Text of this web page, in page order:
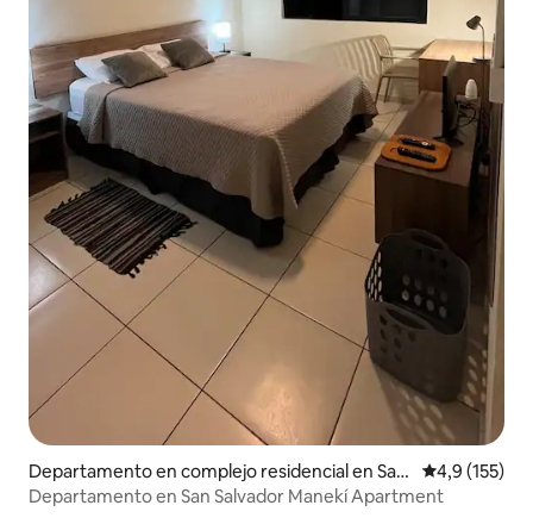
Departamento en complejo residencial en San
Salvador
Calificación
4,9 (155)
Departamento en San Salvador Manekí Apartment